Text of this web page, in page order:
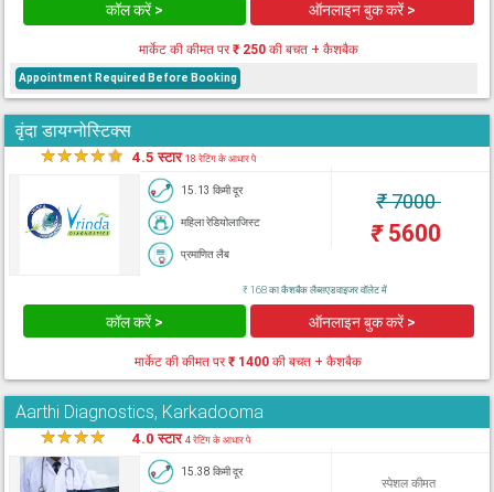
कॉल करें > ऑनलाइन बुक करें >
मार्केट की कीमत पर₹ 250की बचत + कैशबैक
Appointment Required Before Booking
वृंदा डायग्नोस्टिक्स
★★★★★ 4.5 स्टार18 रेटिंग के आधार पे
15.13 किमी दूर
महिला रेडियोलाजिस्ट
प्रमाणित लैब
₹7000
₹5600
₹ 168 का कैशबैक लैब्सएडवाइजर वॉलेट में
कॉल करें > ऑनलाइन बुक करें >
मार्केट की कीमत पर₹ 1400 की बचत + कैशबैक
Aarthi Diagnostics, Karkadooma
★★★★ 4.0 स्टार4 रेटिंग के आधार पे
15.38 किमी दूर
स्पेशल कीमत